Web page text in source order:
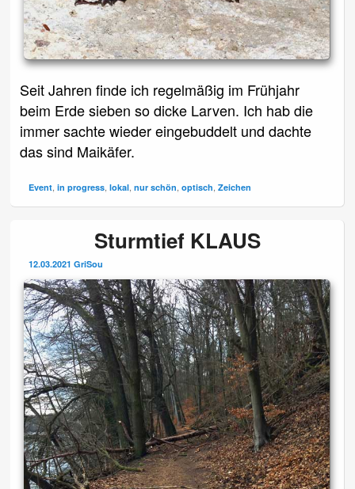
Seit Jahren finde ich regelmäßig im Frühjahr
beim Erde sieben so dicke Larven. Ich hab die
immer sachte wieder eingebuddelt und dachte
das sind Maikäfer.
Event ,in progress ,lokal ,nur schön ,optisch ,Zeichen
Sturmtief KLAUS
12.03.2021 GriSou